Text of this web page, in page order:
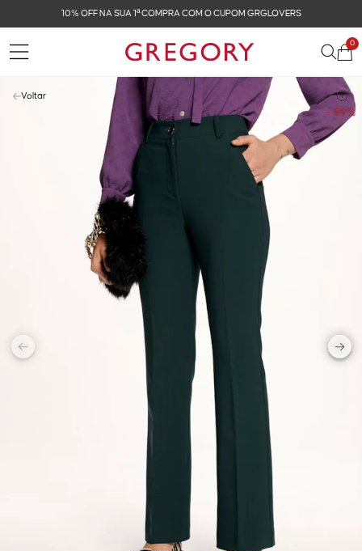
10% OFF NA SUA 1ª COMPRA COM O CUPOM GRGLOVERS
0
- 59%
Voltar